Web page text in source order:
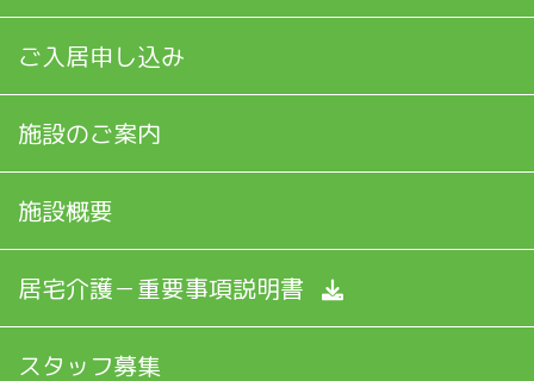
ご入居申し込み
施設のご案内
施設概要
居宅介護－重要事項説明書
スタッフ募集